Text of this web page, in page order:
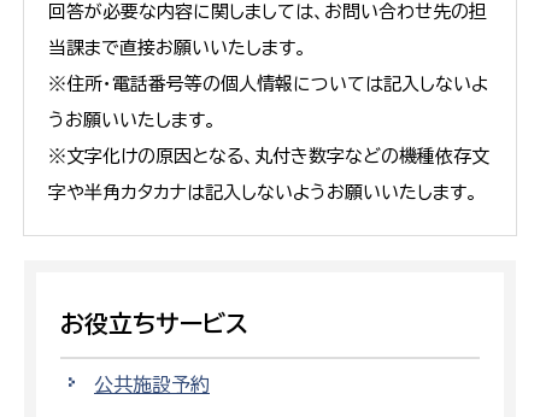
回答が必要な内容に関しましては、お問い合わせ先の担
当課まで直接お願いいたします。
※住所・電話番号等の個人情報については記入しないよ
うお願いいたします。
※文字化けの原因となる、丸付き数字などの機種依存文
字や半角カタカナは記入しないようお願いいたします。
お役立ちサービス
公共施設予約